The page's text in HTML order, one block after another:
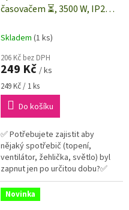
časovačem ⏳, 3500 W, IP20,
Skladem (1 ks)
206 Kč bez DPH
249 Kč / ks
Měrná
cena:
249 Kč / 1 ks
Do košíku
✅ Potřebujete zajistit aby
nějaký spotřebič (topení,
ventilátor, žehlička, světlo) byl
zapnut jen po určitou dobu?✅
Tato časovací spínací zásuvka
je časovačem správné
řešení✅...
Novinka